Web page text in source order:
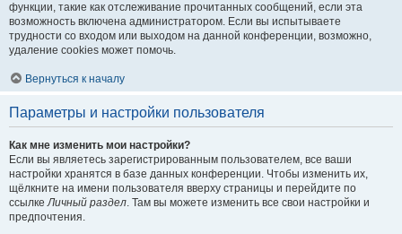
функции, такие как отслеживание прочитанных сообщений, если эта
возможность включена администратором. Если вы испытываете
трудности со входом или выходом на данной конференции, возможно,
удаление cookies может помочь.
Вернуться к началу
Параметры и настройки пользователя
Как мне изменить мои настройки?
Если вы являетесь зарегистрированным пользователем, все ваши
настройки хранятся в базе данных конференции. Чтобы изменить их,
щёлкните на имени пользователя вверху страницы и перейдите по
ссылкеЛичный раздел. Там вы можете изменить все свои настройки и
предпочтения.